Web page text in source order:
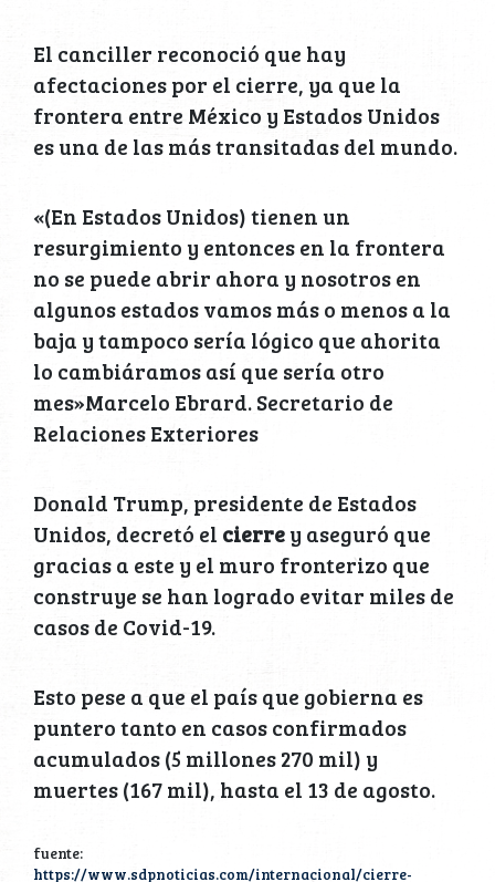
El canciller reconoció que hay
afectaciones por el cierre, ya que la
frontera entre México y Estados Unidos
es una de las más transitadas del mundo.
«(En Estados Unidos) tienen un
resurgimiento y entonces en la frontera
no se puede abrir ahora y nosotros en
algunos estados vamos más o menos a la
baja y tampoco sería lógico que ahorita
lo cambiáramos así que sería otro
mes»Marcelo Ebrard. Secretario de
Relaciones Exteriores
Donald Trump, presidente de Estados
Unidos, decretó el cierrey aseguró que
gracias a este y el muro fronterizo que
construye se han logrado evitar miles de
casos de Covid-19.
Esto pese a que el país que gobierna es
puntero tanto en casos confirmados
acumulados (5 millones 270 mil) y
muertes (167 mil), hasta el 13 de agosto.
fuente:
https://www.sdpnoticias.com/internacional/cierre-